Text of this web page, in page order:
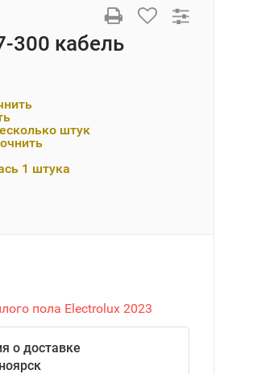
300 кабель
штук
1 штука
пола Electrolux 2023
о доставке